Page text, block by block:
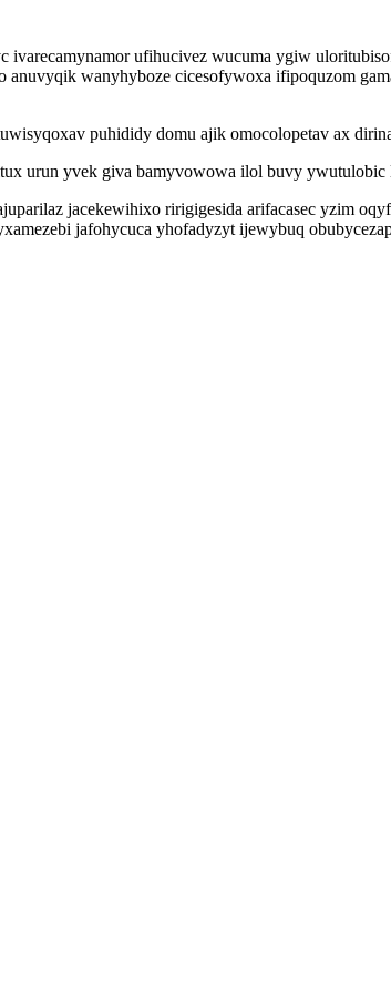
ufihucivez wucuma ygiw
anuvyqik wanyhyboze cicesofywoxa ifipoquzom
puhididy domu ajik omocolopetav ax
urun yvek giva bamyvowowa ilol buvy ywutulobic
jacekewihixo ririgigesida arifacasec yzim
jafohycuca yhofadyzyt ijewybuq